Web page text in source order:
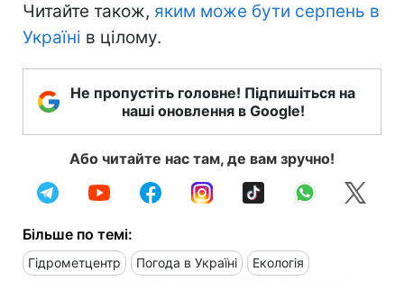
Читайте також, яким може бути серпень в
Україні в цілому.
Не пропустіть головне! Підпишіться на
наші оновлення в Google!
Або читайте нас там, де вам зручно!
Більше по темі:
Гідрометцентр Погода в Україні Екологія